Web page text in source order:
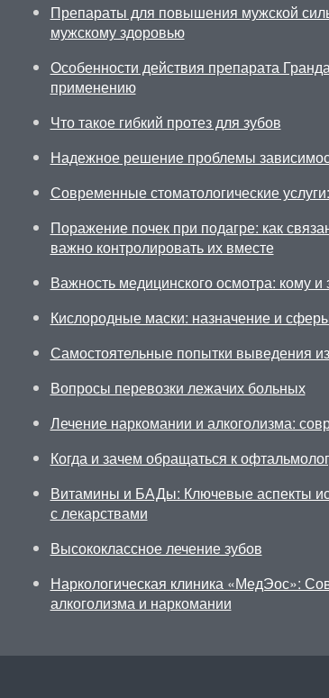
Препараты для повышения мужской
мужскому здоровью
Особенности действия препарата
применению
Что такое гибкий протез для зубов
Надежное решение проблемы
Современные стоматологические
Поражение почек при подагре: как
важно контролировать их вместе
Важность медицинского осмотра: кому
Кислородные маски: назначение и
Самостоятельные попытки выведения
Вопросы перевозки лежачих больных
Лечение наркомании и алкоголизма:
Когда и зачем обращаться к
Витамины и БАДы: Ключевые аспекты
с лекарствами
Высококлассное лечение зубов
Наркологическая клиника «МедЭос»:
алкоголизма и наркомании